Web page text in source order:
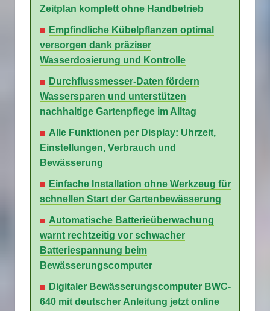
Zeitplan komplett ohne Handbetrieb
Empfindliche Kübelpflanzen optimal
versorgen dank präziser
Wasserdosierung und Kontrolle
Durchflussmesser-Daten fördern
Wassersparen und unterstützen
nachhaltige Gartenpflege im Alltag
Alle Funktionen per Display: Uhrzeit,
Einstellungen, Verbrauch und
Bewässerung
Einfache Installation ohne Werkzeug für
schnellen Start der Gartenbewässerung
Automatische Batterieüberwachung
warnt rechtzeitig vor schwacher
Batteriespannung beim
Bewässerungscomputer
Digitaler Bewässerungscomputer BWC-
640 mit deutscher Anleitung jetzt online